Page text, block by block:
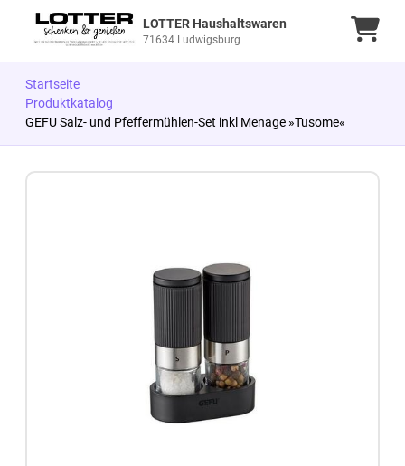
LOTTER Haushaltswaren
71634 Ludwigsburg
Startseite
Produktkatalog
GEFU Salz- und Pfeffermühlen-Set inkl Menage »Tusome«